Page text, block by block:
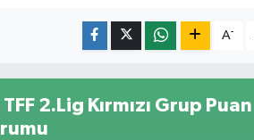
A-
TFF 2.Lig Kırmızı Grup Puan